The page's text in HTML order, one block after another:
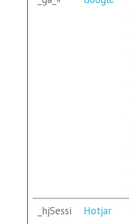
_hjSessi
Hotjar